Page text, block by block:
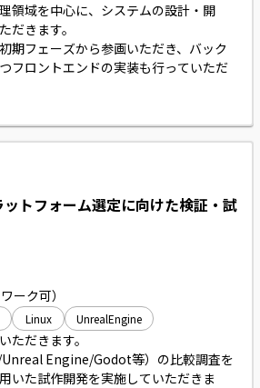
領域を中心に、システムの設計・開
だきます。
期フェーズから参画いただき、バック
フロントエンドの実装も行っていただ
うアプリケーション実装、マイクロサ
設計、SREやアーキテクトと連携した
わっていただきます。
GCP）やコンテナ基盤（EKS等）の選
だきます。
トフォーム選定に向けた検証・試
ーク可）
Linux UnrealEngine
ただきます。
Engine/Godot等）の比較調査を
いた試作開発を実施していただきま